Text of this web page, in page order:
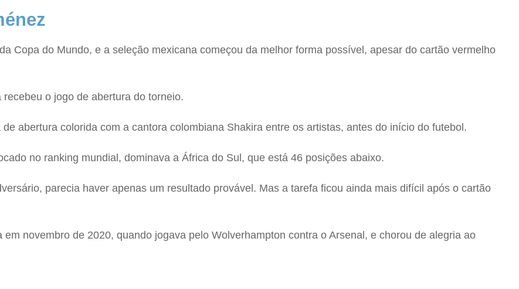
Copa do Mundo, e a seleção mexicana começou da melhor forma possível, apesar do cartão vermelho
o jogo de abertura do torneio.
abertura colorida com a cantora colombiana Shakira entre os artistas, antes do início do futebol.
no ranking mundial, dominava a África do Sul, que está 46 posições abaixo.
parecia haver apenas um resultado provável. Mas a tarefa ficou ainda mais difícil após o cartão
novembro de 2020, quando jogava pelo Wolverhampton contra o Arsenal, e chorou de alegria ao